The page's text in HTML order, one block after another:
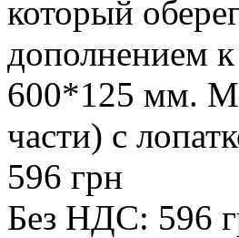
который
дополнением к
600*125 мм.
части) с
596 грн
Без НДС: 596